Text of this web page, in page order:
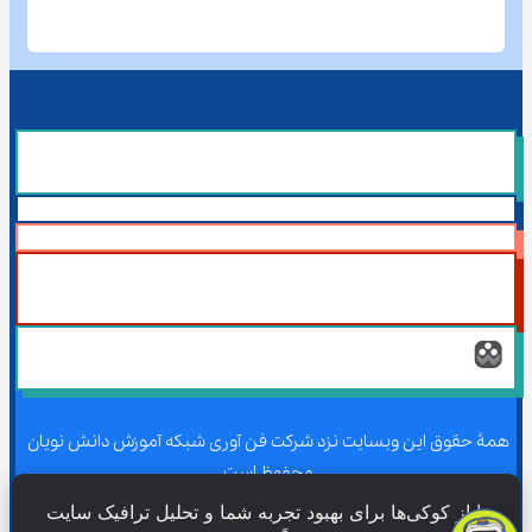
همۀ حقوق این وبسایت نزد شرکت فن آوری شبکه آموزش دانش نویان
محفوظ است.
ما از کوکی‌ها برای بهبود تجربه شما و تحلیل ترافیک سایت